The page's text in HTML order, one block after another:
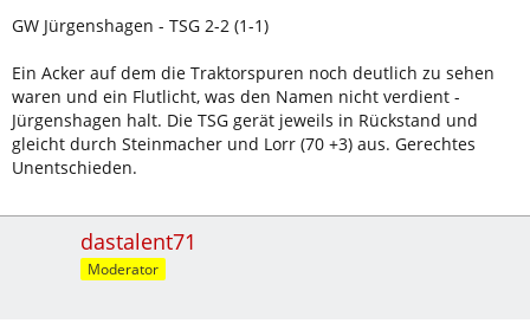
GW Jürgenshagen - TSG 2-2 (1-1)
Ein Acker auf dem die Traktorspuren noch deutlich zu sehen
waren und ein Flutlicht, was den Namen nicht verdient -
Jürgenshagen halt. Die TSG gerät jeweils in Rückstand und
gleicht durch Steinmacher und Lorr (70 +3) aus. Gerechtes
Unentschieden.
dastalent71
Moderator